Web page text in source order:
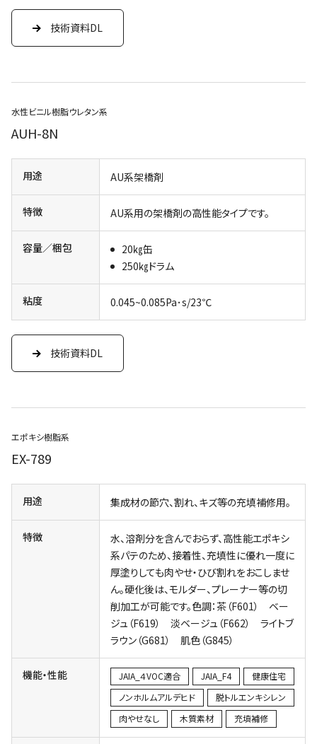
技術資料DL
水性ビニル樹脂ウレタン系
AUH-8N
用途 AU系架橋剤
特徴 AU系用の架橋剤の高性能タイプです。
容量／梱包
20㎏缶
250㎏ドラム
粘度 0.045~0.085Pa･s/23℃
技術資料DL
エポキシ樹脂系
EX-789
用途 集成材の節穴、割れ、キズ等の充填補修用。
特徴
水、溶剤分を含んでおらず、高性能エポキシ
系パテのため、接着性、充填性に優れ一度に
厚塗りしても肉やせ・ひび割れをおこしませ
ん。硬化後は、モルダー、プレーナー等の切
削加工が可能です。色調：茶（F601） ベー
ジュ（F619） 淡ベージュ（F662） ライトブ
ラウン（G681） 肌色（G845）
機能・性能 JAIA_４VOC適合 JAIA_F4
健康住宅
ノンホルムアルデヒド
脱トルエンキシレン
肉やせなし
木質素材 充填補修